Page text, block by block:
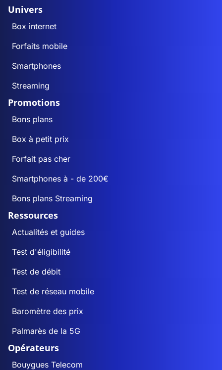
Univers
Box internet
Forfaits mobile
Smartphones
Streaming
Promotions
Bons plans
Box à petit prix
Forfait pas cher
Smartphones à - de 200€
Bons plans Streaming
Ressources
Actualités et guides
Test d'éligibilité
Test de débit
Test de réseau mobile
Baromètre des prix
Palmarès de la 5G
Opérateurs
Bouygues Telecom